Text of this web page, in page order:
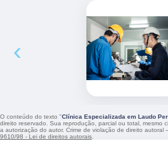
‹
O conteúdo do texto "Clínica Especializada em Laudo
direito reservado. Sua reprodução, parcial ou total, mesmo
a autorização do autor. Crime de violação de direito autoral
9610/98 - Lei de direitos autorais